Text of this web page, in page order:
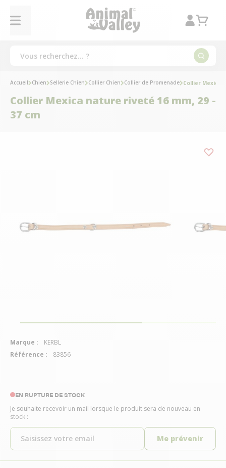
EN RUPTURE DE STOCK
Je souhaite recevoir un mail lorsque le produit sera de nouveau en
stock :
Me prévenir
Accueil Chien Sellerie Chien Collier Chien Collier de Promenade Collier Mexica
Collier Mexica nature riveté 16 mm, 29 -
37 cm
Marque :
KERBL
Référence :
83856